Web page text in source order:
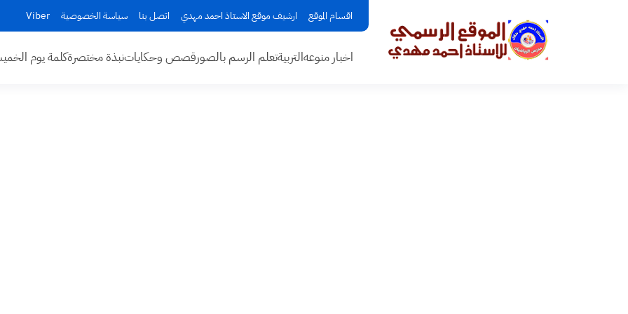
اقسام الموقع ارشيف موقع الاستاذ احمد مهدي اتصل بنا سياسة الخصوصية Viber
اخبار منوعهالتربيةتعلم الرسم بالصورقصص وحكاياتنبذة مختصرةكلمة يوم